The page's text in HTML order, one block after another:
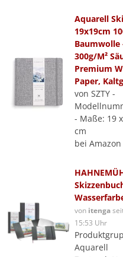
Aquarell
19x19cm
Baumwolle
300g/M²
Premium
Paper,
von SZTY -
- Maße: 19
cm
bei Amazon
von itenga
15:53 Uhr
Aquarell